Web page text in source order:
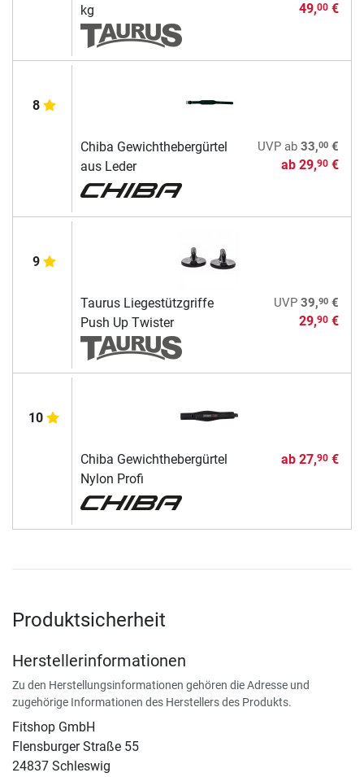
kg
49,00€
8
Chiba Gewichthebergürtel
aus Leder
UVPab 33,00€
ab 29,90€
9
Taurus Liegestützgriffe
Push Up Twister
UVP 39,90€
29,90€
10
Chiba Gewichthebergürtel
Nylon Profi
ab 27,90€
Produktsicherheit
Herstellerinformationen
Zu den Herstellungsinformationen gehören die Adresse und
zugehörige Informationen des Herstellers des Produkts.
Fitshop GmbH
Flensburger Straße 55
24837 Schleswig